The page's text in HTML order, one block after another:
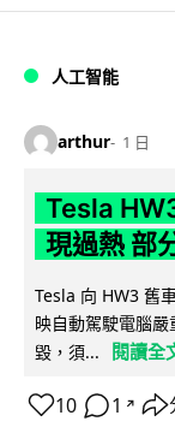
人工智能
arthur 1 日
Tesla
現過熱 部
Tesla 向 HW3 舊
映自動駕駛電腦
毀，須...
閱讀全
10 1 ↗